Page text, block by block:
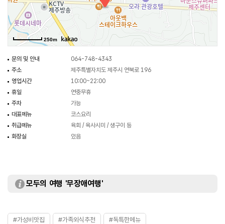
250m
문의 및 안내
064-748-4343
주소
제주특별자치도 제주시 연북로 196
영업시간
10:00~22:00
휴일
연중무휴
주차
가능
대표메뉴
코스요리
취급메뉴
육회 / 육사시미 / 생구이 등
화장실
있음
모두의 여행 '무장애여행'
#가성비맛집 #가족외식추천 #독특한메뉴